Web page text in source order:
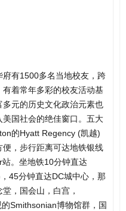
府有1500多名当地校友，跨
着常年多彩的校友活动基
元的历史文化政治元素也
国社会的绝佳窗口。五大
的Hyatt Regency (凯越)
，步行距离可达地铁银线
。坐地铁10分钟直达
45分钟直达DC城中心，那
，国会山，白宫，
Smithsonian博物馆群，国